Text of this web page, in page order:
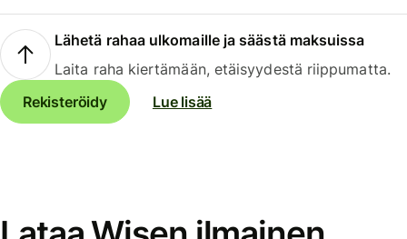
Lähetä rahaa ulkomaille ja säästä maksuissa
Laita raha kiertämään, etäisyydestä riippumatta.
Rekisteröidy
Lue lisää